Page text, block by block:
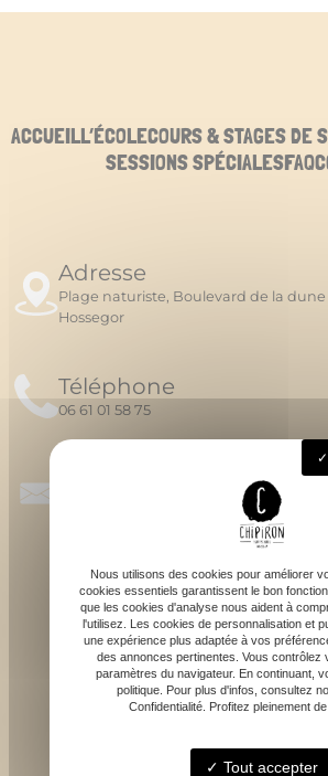
ACCUEILL’ÉCOLECOURS & STAGES DE
SESSIONS SPÉCIALESFAQ
Adresse
Plage naturiste, Boulevard de la dune
Hossegor
Téléphone
06 61 01 58 75
chipironsurfschool@gmail.com
S'ABONNER À LA
Nous utilisons des cookies pour améliorer
cookies essentiels garantissent le bon
que les cookies d'analyse nous aident à
l'utilisez. Les cookies de personnalisation et
une expérience plus adaptée à vos
des annonces pertinentes. Vous contrôlez
paramètres du navigateur. En continuant,
politique. Pour plus d'infos, consultez
Confidentialité. Profitez pleinement
Tout accepter